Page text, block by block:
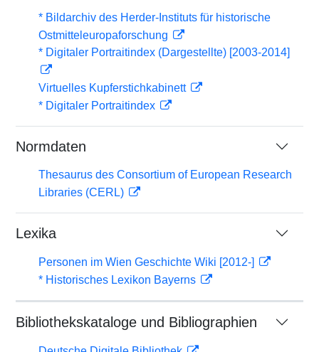
* Bildarchiv des Herder-Instituts für historische
Ostmitteleuropaforschung
* Digitaler Portraitindex (Dargestellte) [2003-2014]
Virtuelles Kupferstichkabinett
* Digitaler Portraitindex
Normdaten
Thesaurus des Consortium of European Research
Libraries (CERL)
Lexika
Personen im Wien Geschichte Wiki [2012-]
* Historisches Lexikon Bayerns
Bibliothekskataloge und Bibliographien